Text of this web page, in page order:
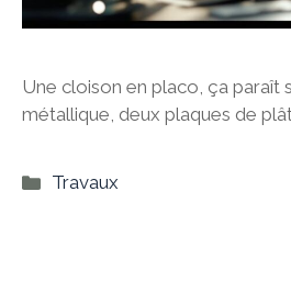
Une cloison en placo, ça paraît
métallique, deux plaques de
Catégories
Travaux